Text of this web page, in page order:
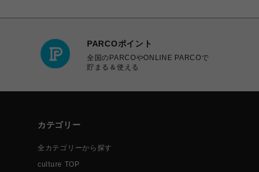
PARCOポイント
全国のPARCOやONLINE PARCOで
貯まる＆使える
カテゴリー
全カテゴリーから探す
culture TOP